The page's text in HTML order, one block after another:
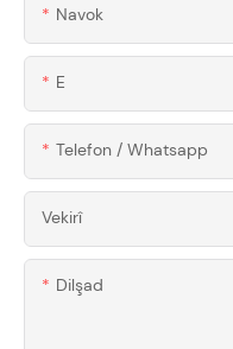
Navok
E
Telefon / Whatsapp
Vekirî
Dilşad